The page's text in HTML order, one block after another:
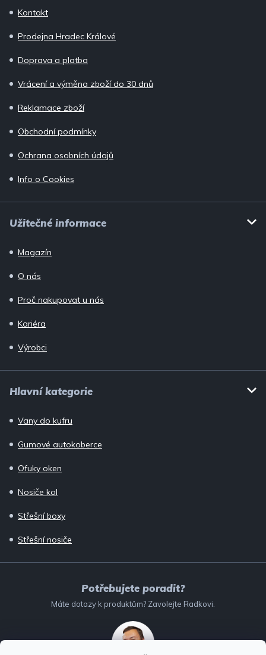
Kontakt
Prodejna Hradec Králové
Doprava a platba
Vrácení a výměna zboží do 30 dnů
Reklamace zboží
Obchodní podmínky
Ochrana osobních údajů
Info o Cookies
Užitečné informace
Magazín
O nás
Proč nakupovat u nás
Kariéra
Výrobci
Hlavní kategorie
Vany do kufru
Gumové autokoberce
Ofuky oken
Nosiče kol
Střešní boxy
Střešní nosiče
Potřebujete poradit?
Máte dotazy k produktům? Zavolejte Radkovi.